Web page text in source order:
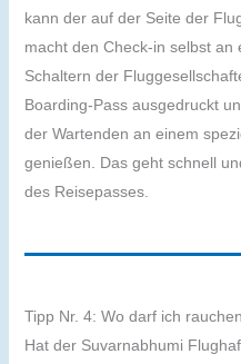
kann der auf der Seite der
macht den Check-in selbst an
Schaltern der
Boarding-Pass ausgedruckt
der Wartenden an einem
genießen. Das geht schnell
des Reisepasses.
Tipp Nr. 4: Wo darf ich
Hat der Suvarnabhumi